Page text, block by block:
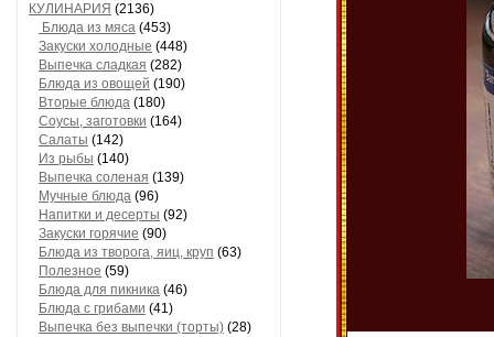
КУЛИНАРИЯ (2136)
Блюда из мяса (453)
Закуски холодные (448)
Выпечка сладкая (282)
Блюда из овощей (190)
Вторые блюда (180)
Соусы, заготовки (164)
Салаты (142)
Из рыбы (140)
Выпечка соленая (139)
Мучные блюда (96)
Напитки и десерты (92)
Закуски горячие (90)
Блюда из творога, яиц, круп (63)
Полезное (59)
Блюда для пикника (46)
Блюда с грибами (41)
Выпечка без выпечки (торты) (28)